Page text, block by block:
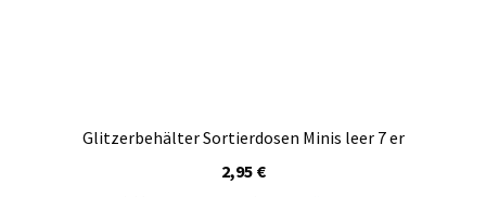
Glitzerbehälter Sortierdosen Minis leer 7 er
2,95 €